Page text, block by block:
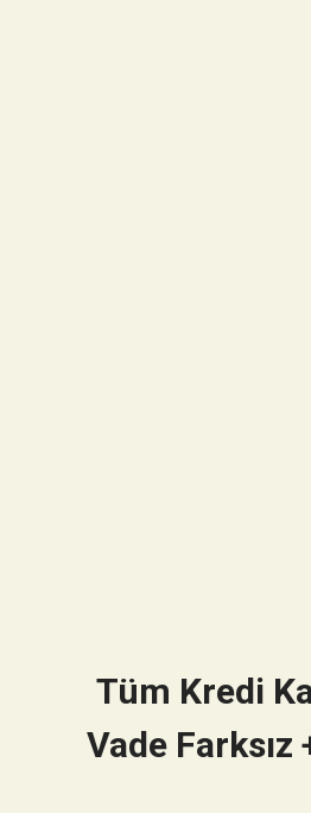
Tüm Kredi
Vade Farksız